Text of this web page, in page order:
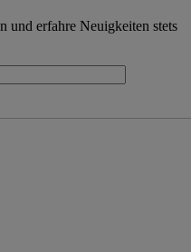
und erfahre Neuigkeiten stets